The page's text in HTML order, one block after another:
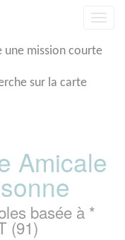
une mission courte
sur la carte
Amicale
basée à *
(91)